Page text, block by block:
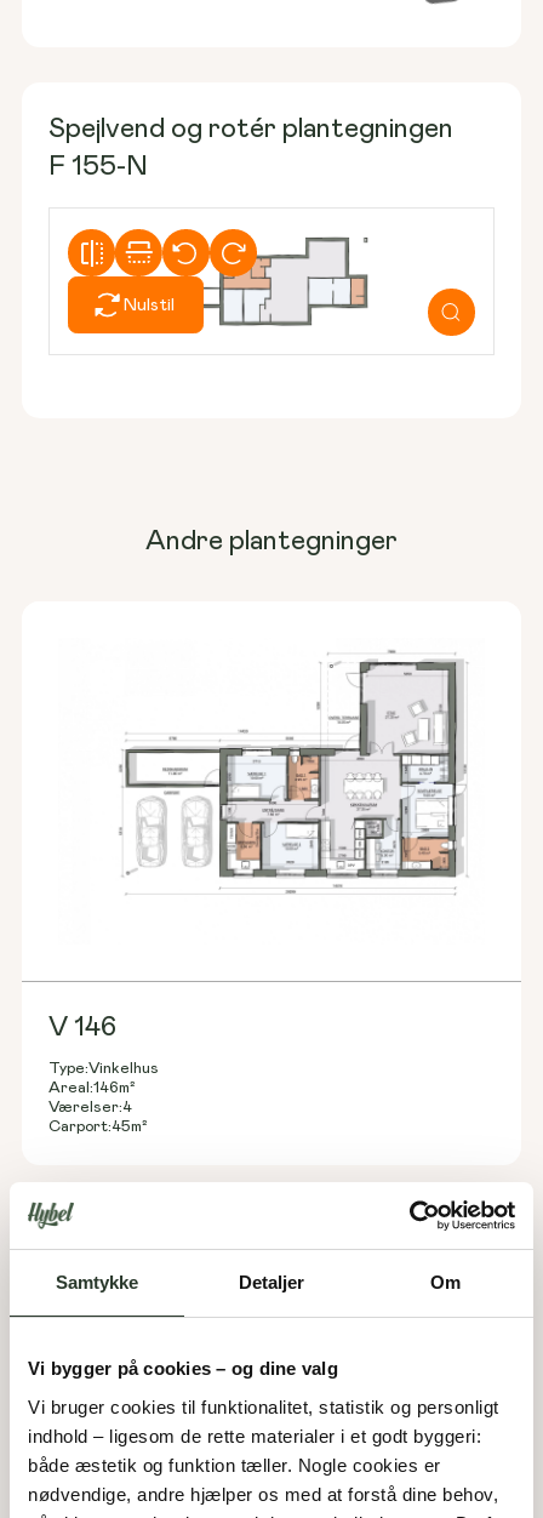
Samtykke Detaljer Om
Vi bygger på cookies – og dine valg
Vi bruger cookies til funktionalitet, statistik og personligt
indhold – ligesom de rette materialer i et godt byggeri:
både æstetik og funktion tæller. Nogle cookies er
nødvendige, andre hjælper os med at forstå dine behov,
Spejlvend og rotér plantegningen
F 155-N
Nulstil
Andre plantegninger
V 146
Type:Vinkelhus
Areal:146m²
Værelser:4
Carport:45m²